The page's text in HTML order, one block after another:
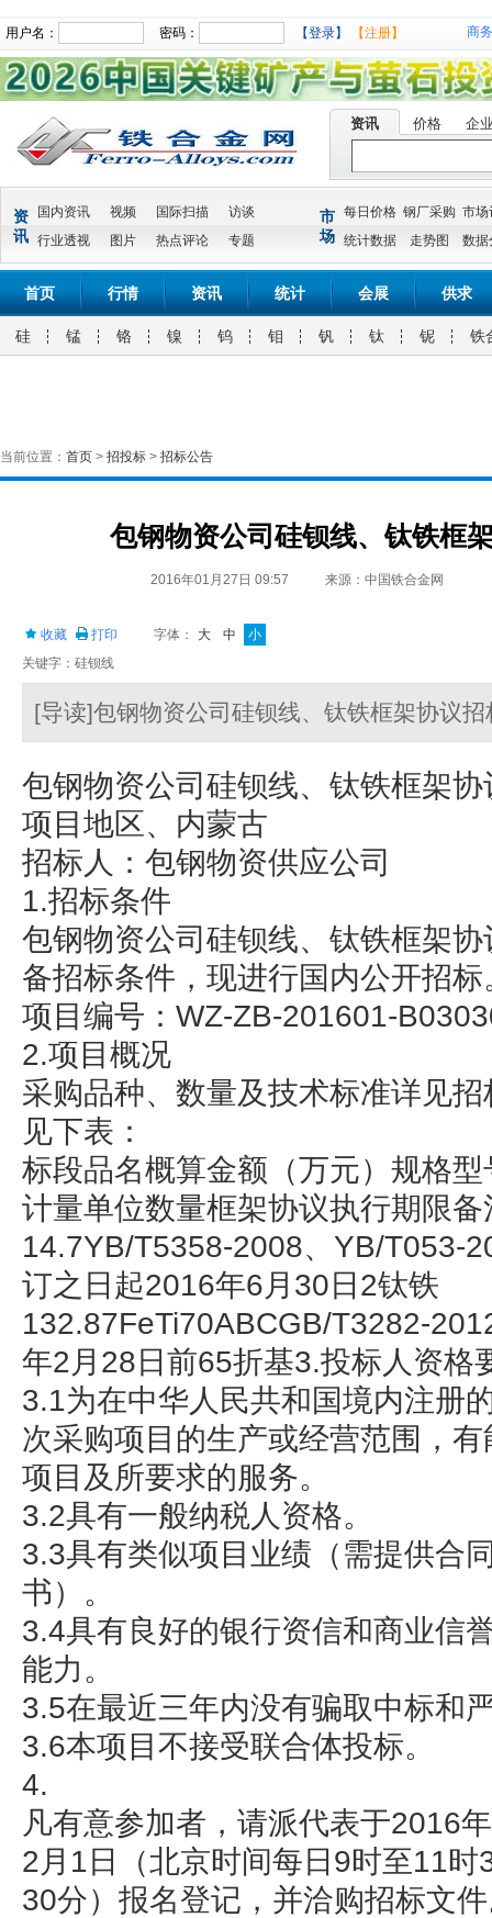
用户名： 密码： 【登录】 【注册】 商
资讯 价格 企
资
讯
国内资讯 视频 国际扫描
访谈
行业透视
图片 热点评论 专题
市
场
每日价格 钢厂采购 市场
统计数据
走势图 数据
首页 行情 资讯 统计 会展 供求
硅 锰 铬 镍 钨 钼 钒 钛 铌 铁
当前位置： 首页 > 招投标 > 招标公告
包钢物资公司硅钡线、钛铁框
2016年01月27日 09:57 来源：中国铁合金网
收藏 打印 字体： 大 中
小
关键字：硅钡线
[导读]包钢物资公司硅钡线、钛铁框架协议招
包钢物资公司硅钡线、钛铁框架
项目地区、内蒙古
招标人：包钢物资供应公司
1.招标条件
包钢物资公司硅钡线、钛铁框架
备招标条件，现进行国内公开招标
项目编号：WZ-ZB-201601-
2.项目概况
采购品种、数量及技术标准详见
见下表：
标段品名概算金额（万元）规格
计量单位数量框架协议执行期限
14.7YB/T5358-2008、YB/T053-
订之日起2016年6月30日2钛铁
132.87FeTi70ABCGB/T3282-
年2月28日前65折基3.投标人资格
3.1为在中华人民共和国境内注册
次采购项目的生产或经营范围，
项目及所要求的服务。
3.2具有一般纳税人资格。
3.3具有类似项目业绩（需提供合
书）。
3.4具有良好的银行资信和商业信
能力。
3.5在最近三年内没有骗取中标和
3.6本项目不接受联合体投标。
4.
凡有意参加者，请派代表于2016
2月1日（北京时间每日9时至11
30分）报名登记，并洽购招标文